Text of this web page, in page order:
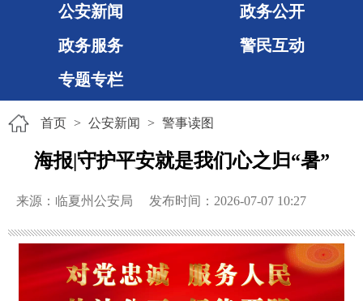
公安新闻
政务公开
政务服务
警民互动
专题专栏
首页 > 公安新闻 > 警事读图
海报|守护平安就是我们心之归“暑”
来源：临夏州公安局 发布时间：2026-07-07 10:27